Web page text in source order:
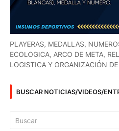
PLAYERAS, MEDALLAS,
ECOLOGICA, ARCO DE META,
LOGISTICA Y ORGANIZACIÓN
BUSCAR NOTICIAS/VIDEOS/